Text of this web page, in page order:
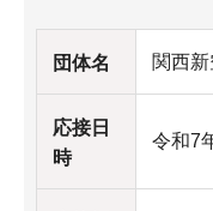
団体名 関西
応接日
時
令和7